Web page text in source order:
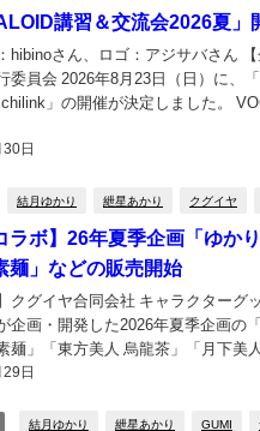
講習＆交流会2026夏」
日
hibinoさん、ロゴ：アジサバさん
委員会 2026年8月23日（日）に、
」の開催が決定しました。
結月ゆかり 紲星あかり クグイヤ
ラボ】26年夏季企画「ゆか
麺」などの販売開始
日
クグイヤ合同会社 キャラクターグ
企画・開発した2026年夏季企画の
麺」「東方美人 烏龍茶」「月下美
夏季企画「ゆかりさん／あかりち
結月ゆかり 紲星あかり GUMI